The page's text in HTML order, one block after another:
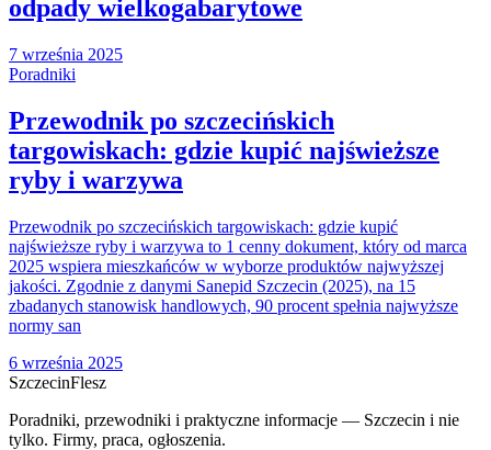
odpady wielkogabarytowe
7 września 2025
Poradniki
Przewodnik po szczecińskich
targowiskach: gdzie kupić najświeższe
ryby i warzywa
Przewodnik po szczecińskich targowiskach: gdzie kupić
najświeższe ryby i warzywa to 1 cenny dokument, który od marca
2025 wspiera mieszkańców w wyborze produktów najwyższej
jakości. Zgodnie z danymi Sanepid Szczecin (2025), na 15
zbadanych stanowisk handlowych, 90 procent spełnia najwyższe
normy san
6 września 2025
SzczecinFlesz
Poradniki, przewodniki i praktyczne informacje — Szczecin i nie
tylko. Firmy, praca, ogłoszenia.